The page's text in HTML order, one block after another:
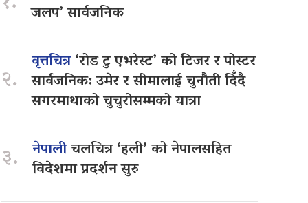
जलप’ सार्वजनिक
२.
वृत्तचित्र‘रोड टु एभरेस्ट’ को टिजर र पोस्टर
सार्वजनिक: उमेर र सीमालाई चुनौती दिँदै
सगरमाथाको चुचुरोसम्मको यात्रा
३. नेपालीचलचित्र ‘हली’ को नेपालसहित
विदेशमा प्रदर्शन सुरु